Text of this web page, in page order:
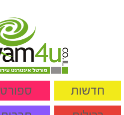
חדשות ספורט